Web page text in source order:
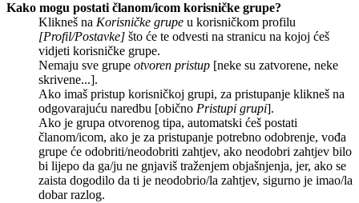
Kako mogu postati članom/icom korisničke grupe?
Klikneš na Korisničke grupe u korisničkom profilu
[Profil/Postavke] što će te odvesti na stranicu na kojoj ćeš
vidjeti korisničke grupe.
Nemaju sve grupe otvoren pristup [neke su zatvorene, neke
skrivene...].
Ako imaš pristup korisničkoj grupi, za pristupanje klikneš na
odgovarajuću naredbu [obično Pristupi grupi].
Ako je grupa otvorenog tipa, automatski ćeš postati
članom/icom, ako je za pristupanje potrebno odobrenje, vođa
grupe će odobriti/neodobriti zahtjev, ako neodobri zahtjev bilo
bi lijepo da ga/ju ne gnjaviš traženjem objašnjenja, jer, ako se
zaista dogodilo da ti je neodobrio/la zahtjev, sigurno je imao/la
dobar razlog.